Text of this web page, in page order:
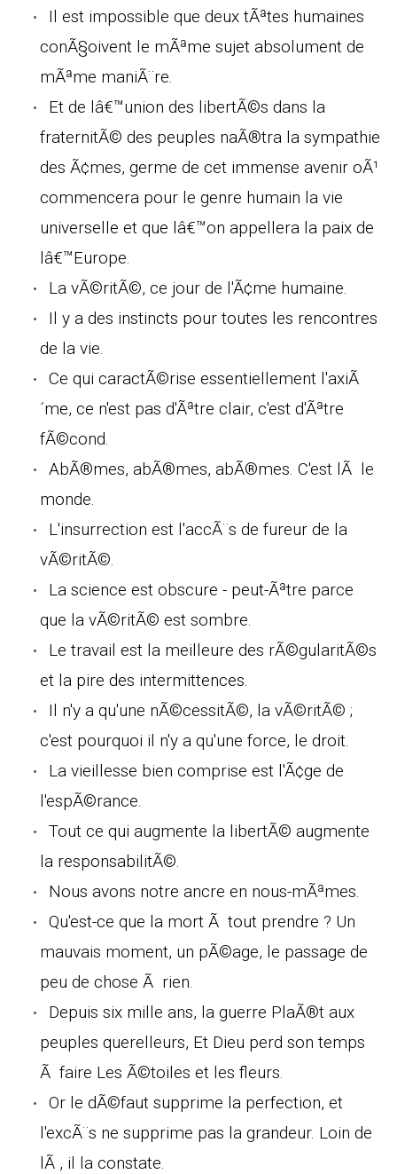
Il est impossible que deux tÃªtes humaines
conÃ§oivent le mÃªme sujet absolument de
mÃªme maniÃ¨re.
Et de lâ€™union des libertÃ©s dans la
fraternitÃ© des peuples naÃ®tra la sympathie
des Ã¢mes, germe de cet immense avenir oÃ¹
commencera pour le genre humain la vie
universelle et que lâ€™on appellera la paix de
lâ€™Europe.
La vÃ©ritÃ©, ce jour de l'Ã¢me humaine.
Il y a des instincts pour toutes les rencontres
de la vie.
Ce qui caractÃ©rise essentiellement l'axiÃ
´me, ce n'est pas d'Ãªtre clair, c'est d'Ãªtre
fÃ©cond.
AbÃ®mes, abÃ®mes, abÃ®mes. C'est lÃ le
monde.
L'insurrection est l'accÃ¨s de fureur de la
vÃ©ritÃ©.
La science est obscure - peut-Ãªtre parce
que la vÃ©ritÃ© est sombre.
Le travail est la meilleure des rÃ©gularitÃ©s
et la pire des intermittences.
Il n'y a qu'une nÃ©cessitÃ©, la vÃ©ritÃ© ;
c'est pourquoi il n'y a qu'une force, le droit.
La vieillesse bien comprise est l'Ã¢ge de
l'espÃ©rance.
Tout ce qui augmente la libertÃ© augmente
la responsabilitÃ©.
Nous avons notre ancre en nous-mÃªmes.
Qu'est-ce que la mort Ã tout prendre ? Un
mauvais moment, un pÃ©age, le passage de
peu de chose Ã rien.
Depuis six mille ans, la guerre PlaÃ®t aux
peuples querelleurs, Et Dieu perd son temps
Ã faire Les Ã©toiles et les fleurs.
Or le dÃ©faut supprime la perfection, et
l'excÃ¨s ne supprime pas la grandeur. Loin de
lÃ , il la constate.